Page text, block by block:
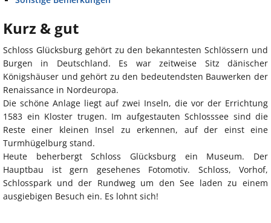
Kurz & gut
Schloss Glücksburg gehört zu den bekanntesten Schlössern und
Burgen in Deutschland. Es war zeitweise Sitz dänischer
Königshäuser und gehört zu den bedeutendsten Bauwerken der
Renaissance in Nordeuropa.
Die schöne Anlage liegt auf zwei Inseln, die vor der Errichtung
1583 ein Kloster trugen. Im aufgestauten Schlosssee sind die
Reste einer kleinen Insel zu erkennen, auf der einst eine
Turmhügelburg stand.
Heute beherbergt Schloss Glücksburg ein Museum. Der
Hauptbau ist gern gesehenes Fotomotiv. Schloss, Vorhof,
Schlosspark und der Rundweg um den See laden zu einem
ausgiebigen Besuch ein. Es lohnt sich!